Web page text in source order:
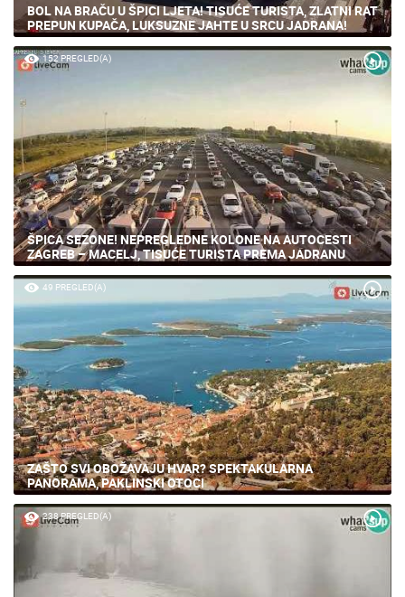
BOL NA BRAČU U ŠPICI LJETA! TISUĆE TURISTA, ZLATNI RAT
PREPUN KUPAČA, LUKSUZNE JAHTE U SRCU JADRANA!
152 PREGLED(A)
ŠPICA SEZONE! NEPREGLEDNE KOLONE NA AUTOCESTI
ZAGREB – MACELJ, TISUĆE TURISTA PREMA JADRANU
49 PREGLED(A)
ZAŠTO SVI OBOŽAVAJU HVAR? SPEKTAKULARNA
PANORAMA, PAKLINSKI OTOCI
238 PREGLED(A)